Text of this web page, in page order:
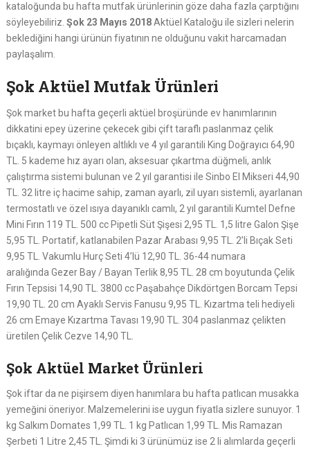
kataloğunda bu hafta mutfak ürünlerinin göze daha fazla çarptığını
söyleyebiliriz. Şok 23 Mayıs 2018Aktüel Kataloğu ile sizleri nelerin
beklediğini hangi ürünün fiyatının ne olduğunu vakit harcamadan
paylaşalım.
Şok Aktüel Mutfak Ürünleri
Şok market bu hafta geçerli aktüel broşüründe ev hanımlarının
dikkatini epey üzerine çekecek gibi çift taraflı paslanmaz çelik
bıçaklı, kaymayı önleyen altlıklı ve 4 yıl garantili King Doğrayıcı 64,90
TL. 5 kademe hız ayarı olan, aksesuar çıkartma düğmeli, anlık
çalıştırma sistemi bulunan ve 2 yıl garantisi ile Sinbo El Mikseri 44,90
TL. 32 litre iç hacime sahip, zaman ayarlı, zil uyarı sistemli, ayarlanan
termostatlı ve özel ısıya dayanıklı camlı, 2 yıl garantili Kumtel Defne
Mini Fırın 119 TL. 500 cc Pipetli Süt Şişesi 2,95 TL. 1,5 litre Galon Şişe
5,95 TL. Portatif, katlanabilen Pazar Arabası 9,95 TL. 2’li Bıçak Seti
9,95 TL. Vakumlu Hurç Seti 4’lü 12,90 TL. 36-44 numara
aralığında Gezer Bay / Bayan Terlik 8,95 TL. 28 cm boyutunda Çelik
Fırın Tepsisi 14,90 TL. 3800 cc Paşabahçe Dikdörtgen Borcam Tepsi
19,90 TL. 20 cm Ayaklı Servis Fanusu 9,95 TL. Kızartma teli hediyeli
26 cm Emaye Kızartma Tavası 19,90 TL. 304 paslanmaz çelikten
üretilen Çelik Cezve 14,90 TL.
Şok Aktüel Market Ürünleri
Şok iftar da ne pişirsem diyen hanımlara bu hafta patlıcan musakka
yemeğini öneriyor. Malzemelerini ise uygun fiyatla sizlere sunuyor. 1
kg Salkım Domates 1,99 TL. 1 kg Patlıcan 1,99 TL. Mis Ramazan
Şerbeti 1 Litre 2,45 TL. Şimdi ki 3 ürünümüz ise 2 li alımlarda geçerli